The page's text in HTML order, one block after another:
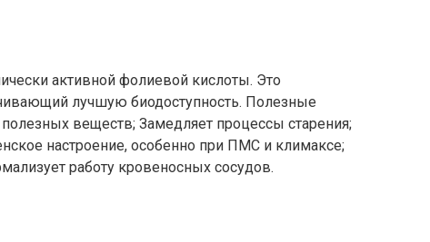
активной фолиевой кислоты. Это
лучшую биодоступность. Полезные
веществ; Замедляет процессы старения;
настроение, особенно при ПМС и климаксе;
работу кровеносных сосудов.